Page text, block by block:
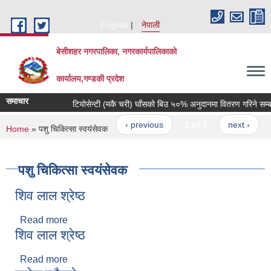
English
नेपाली
बेसीशहर नगरपालिका, नगरकार्यपालिकाको
कार्यालय,गण्डकी प्रदेश
समाचार टियोसेन्टी (मकै चरी) घाँसको बिउ ५०% अनुदानमा वितरण गरिने
‹ previous next ›
You are here
Home » पशु चिकित्सा स्वयंसेवक
पशु चिकित्सा स्वयंसेवक
शिव लाल श्रेष्ठ
Read more
शिव लाल श्रेष्ठ
Read more